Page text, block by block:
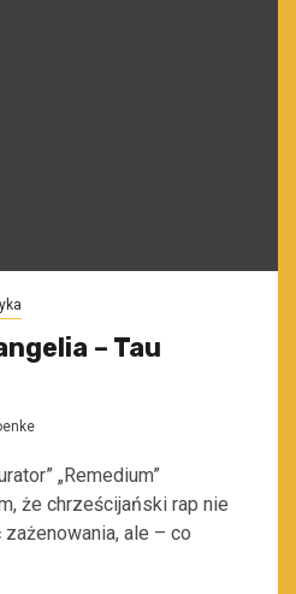
– Tau
„Remedium”
że chrześcijański rap nie
ale – co